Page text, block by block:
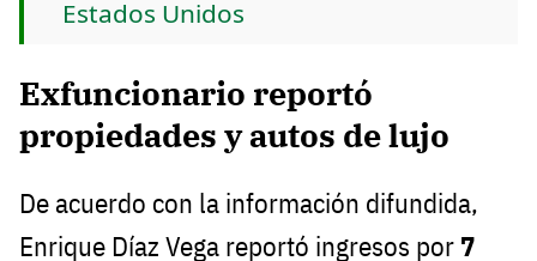
Estados Unidos
Exfuncionario reportó
propiedades y autos de lujo
De acuerdo con la información difundida,
Enrique Díaz Vega reportó ingresos por 7